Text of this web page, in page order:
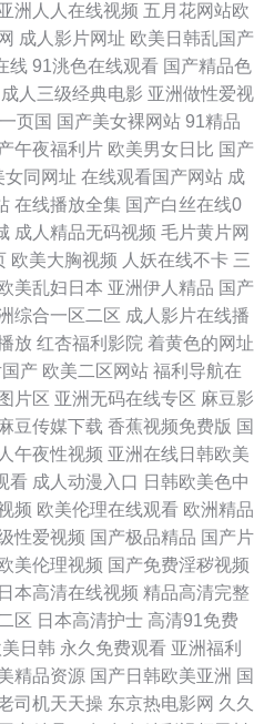
洲人人在线视频 五月花网站欧
成人影片网址 欧美日韩乱国产
线 91洮色在线观看 国产精品色
成人三级经典电影 亚洲做性爱视
页国 国产美女裸网站 91精品
午夜福利片 欧美男女日比 国产
女同网址 在线观看国产网站 成
在线播放全集 国产白丝在线0
成人精品无码视频 毛片黄片网
欧美大胸视频 人妖在线不卡 三
美乱妇日本 亚洲伊人精品 国产
综合一区二区 成人影片在线播
放 红杏福利影院 着黄色的网址
产 欧美二区网站 福利导航在
片区 亚洲无码在线专区 麻豆影
麻豆传媒下载 香蕉视频免费版 国
午夜性视频 亚洲在线日韩欧美
看 成人动漫入口 日韩欧美色中
频 欧美伦理在线观看 欧洲精品
性爱视频 国产极品精品 国产片
美伦理视频 国产免费淫秽视频
日本高清在线视频 精品高清完整
区 日本高清护士 高清91免费
日韩 永久免费观看 亚洲福利
精品资源 国产日韩欧美亚洲 国
司机天天操 东京热电影网 久久